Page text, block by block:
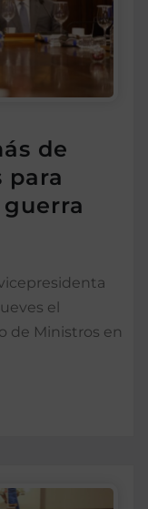
de
para
el
de Ministros en